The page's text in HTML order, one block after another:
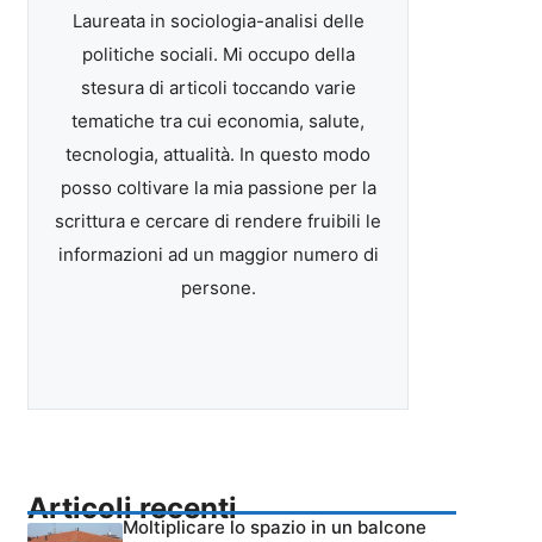
Laureata in sociologia-analisi delle
politiche sociali. Mi occupo della
stesura di articoli toccando varie
tematiche tra cui economia, salute,
tecnologia, attualità. In questo modo
posso coltivare la mia passione per la
scrittura e cercare di rendere fruibili le
informazioni ad un maggior numero di
persone.
Articoli recenti
Moltiplicare lo spazio in un balcone